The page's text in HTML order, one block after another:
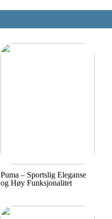
Puma – Sportslig Eleganse
og Høy Funksjonalitet